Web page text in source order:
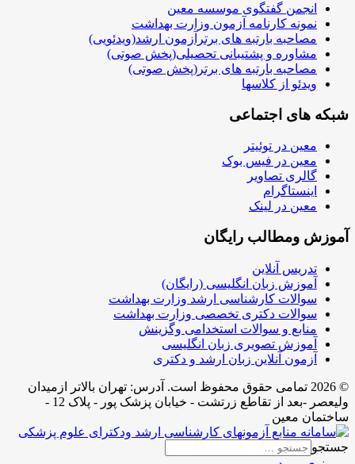
انجمن گفتگوی موسسه معین
نمونه کارنامه آزمون وزارت بهداشت
مصاحبه بارتبه های برترآزمون ارشد(ویدئویی)
مشاوره و پشتیبانی تحصیلی(پخش صوتی)
مصاحبه بارتبه های برتر(پخش صوتی)
ویدئو از کلاسها
شبکه های اجتماعی
معین در توئیتر
معین در فیس بوک
گالری تصاویر
اینستاگرام
معین در لینک
آموزش ومطالب رایگان
تدریس آنلاین
آموزش زبان انگلیسی (رایگان)
سوالات کارشناسی ارشد وزارت بهداشت
سوالات دکتری تخصصی وزارت بهداشت
منابع و سوالات استخدامی وگزینش
آموزش تصویری زبان انگلیسی
آزمون آنلاین زبان ارشد و دکتری
© 2026 تمامی حقوق محفوظ است. آدرس:‌ تهران بالاتر ازمیدان
ولیعصر -بعد از تقاطع زرتشت - خیابان پزشک پور - پلاک 12 -
ساختمان معین
جستجو